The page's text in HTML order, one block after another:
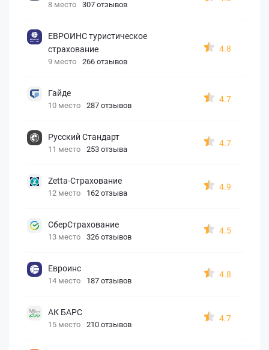
8 место 307 отзывов
ЕВРОИНС туристическое
страхование
9 место 266 отзывов
4.8
Гайде
10 место 287 отзывов
4.7
Русский Стандарт
11 место 253 отзыва
4.7
Zetta-Страхование
12 место 162 отзыва
4.9
СберСтрахование
13 место 326 отзывов
4.5
Евроинс
14 место 187 отзывов
4.8
АК БАРС
15 место 210 отзывов
4.7